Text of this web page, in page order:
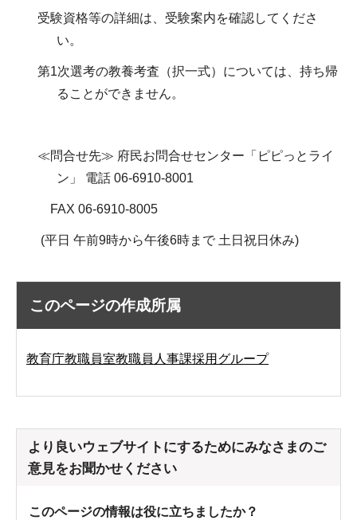
受験資格等の詳細は、受験案内を確認してくださ
い。
第1次選考の教養考査（択一式）については、持ち帰
ることができません。
≪問合せ先≫ 府民お問合せセンター「ピピっとライ
ン」 電話 06-6910-8001
FAX 06-6910-8005
(平日 午前9時から午後6時まで 土日祝日休み)
このページの作成所属
教育庁教職員室教職員人事課採用グループ
より良いウェブサイトにするためにみなさまのご
意見をお聞かせください
このページの情報は役に立ちましたか？